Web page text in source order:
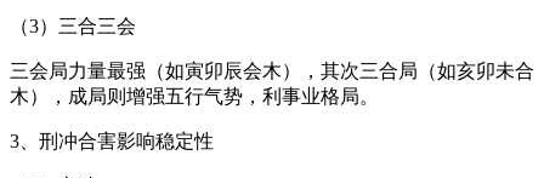
（3）三合三会
三会局力量最强（如寅卯辰会木），其次三合局（如亥卯未合
木），成局则增强五行气势，利事业格局。
3、刑冲合害影响稳定性